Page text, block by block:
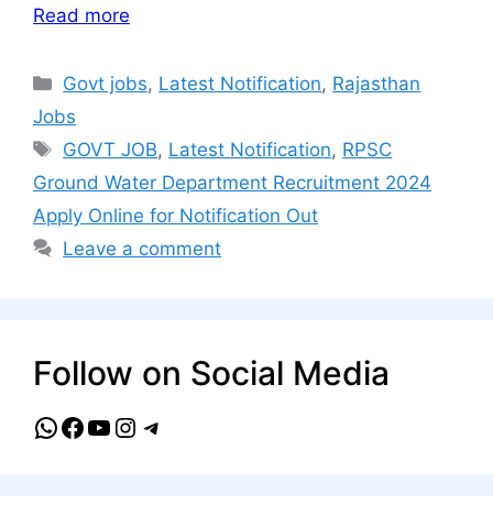
Read more
Categories
Govt jobs, Latest Notification, Rajasthan
Jobs
Tags
GOVT JOB, Latest Notification, RPSC
Ground Water Department Recruitment 2024
Apply Online for Notification Out
Leave a comment
Follow on Social Media
WhatsApp
Facebook
YouTube
Instagram
Telegram